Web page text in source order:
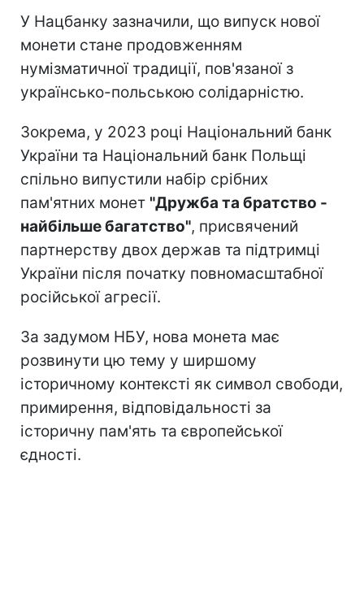
У Нацбанку зазначили, що випуск нової
монети стане продовженням
нумізматичної традиції, пов'язаної з
українсько-польською солідарністю.
Зокрема, у 2023 році Національний банк
України та Національний банк Польщі
спільно випустили набір срібних
пам'ятних монет "Дружба та братство -
найбільше багатство", присвячений
партнерству двох держав та підтримці
України після початку повномасштабної
російської агресії.
За задумом НБУ, нова монета має
розвинути цю тему у ширшому
історичному контексті як символ свободи,
примирення, відповідальності за
історичну пам'ять та європейської
єдності.